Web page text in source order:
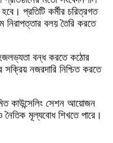
প্রতিটি কর্মীর চরিত্রগত
নিরাপত্তার বলয় তৈরি করতে
বন্ধ করতে কঠোর
নজরদারি নিশ্চিত করতে
কাউন্সেলিং সেশন আয়োজন
মূল্যবোধ শিখতে পারে।